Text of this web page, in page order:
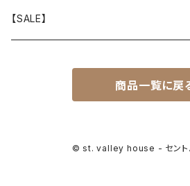
T-SHIRT
迷迭香
Akihiro Wood Works
WEAR
【SALE】
商品一覧に戻
© st. valley house - セント